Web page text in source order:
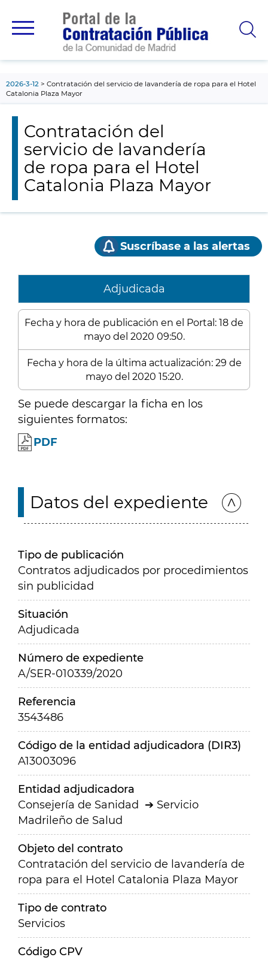
principal
2026-3-12
Contratación del servicio de lavandería de ropa para el Hotel
Catalonia Plaza Mayor
Contratación del
servicio de lavandería
de ropa para el Hotel
Catalonia Plaza Mayor
Suscríbase a las alertas
Adjudicada
Fecha y hora de publicación en el Portal: 18 de
mayo del 2020 09:50.
Fecha y hora de la última actualización: 29 de
mayo del 2020 15:20.
Se puede descargar la ficha en los
siguientes formatos:
PDF
Datos del expediente
Tipo de publicación
Contratos adjudicados por procedimientos
sin publicidad
Situación
Adjudicada
Número de expediente
A/SER-010339/2020
Referencia
3543486
Código de la entidad adjudicadora (DIR3)
A13003096
Entidad adjudicadora
Consejería de Sanidad
Servicio
Madrileño de Salud
Objeto del contrato
Contratación del servicio de lavandería de
ropa para el Hotel Catalonia Plaza Mayor
Tipo de contrato
Servicios
Código CPV